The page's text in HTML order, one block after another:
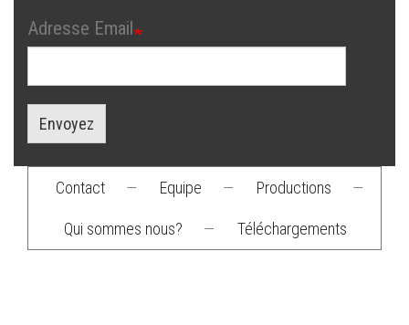
Adresse Email
Envoyez
Footer
menu
Contact — Equipe — Productions —
Qui sommes nous? — Téléchargements